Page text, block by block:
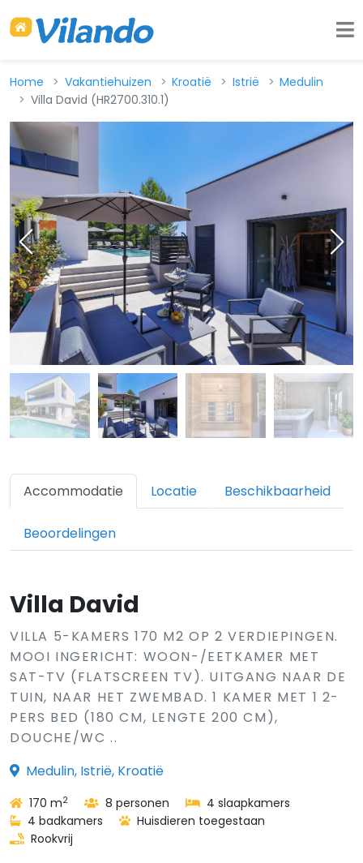
Home Vakantiehuizen Kroatië Istrië
Medulin
Villa David (HR2700.310.1)
Accommodatie Locatie Beschikbaarheid
Beoordelingen
Villa David
VILLA 5-KAMERS 170 M2 OP 2 VERDIEPINGEN.
MOOI INGERICHT: WOON-/EETKAMER MET
SAT-TV (FLATSCREEN TV). UITGANG NAAR DE
TUIN, NAAR HET ZWEMBAD. 1 KAMER MET 1 2-
PERS BED (180 CM, LENGTE 200 CM),
DOUCHE/WC ..
Medulin, Istrië, Kroatië
170 m2 8 personen
4 slaapkamers
4 badkamers
Huisdieren toegestaan
Rookvrij